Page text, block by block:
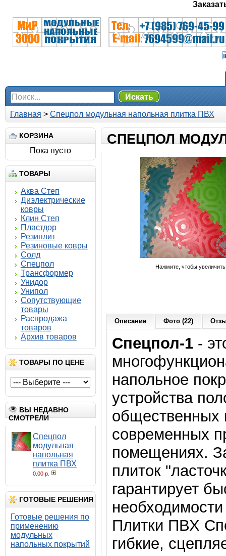
Искать
Главная > Спецпол модульная напольная плитка ПВХ
КОРЗИНА
Пока пусто
ТОВАРЫ
Аква Степ
Диэлектрические
ковры
Клин Степ
Пластдор
Резиплит
Резиновые ковры
Солд
Спецпол
Трансформер
Унидор
Унипол
Сопутствующие
товары
Распродажа
товаров
Архив товаров
ТОВАРЫ ПО ЦЕНЕ
ВЫ НЕДАВНО
СМОТРЕЛИ
Спецпол
модульная
напольная
плитка ПВХ
0.00 р.
ГОТОВЫЕ РЕШЕНИЯ
Готовые решения по
применению
модульных
напольных покрытий
СПЕЦПОЛ
Нажмите, чтобы увеличить
Описание Фото (22)
Спецпол-1-
напольное
устройства
общественных
современных
помещениях.
плиток
гарантирует
Плитки ПВХ
гибкие,